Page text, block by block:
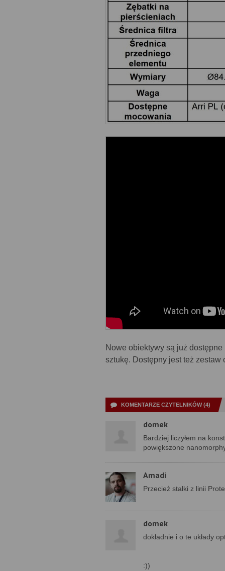
Nowe obiektywy są już dostępne
sztukę. Dostępny jest też
KOMENTARZE CZYTELNIKÓW (4)
domek
Bardziej liczyłem na
powiększone
Amadi
Przecież stałki z linii
domek
dokładnie i o te układy
:))